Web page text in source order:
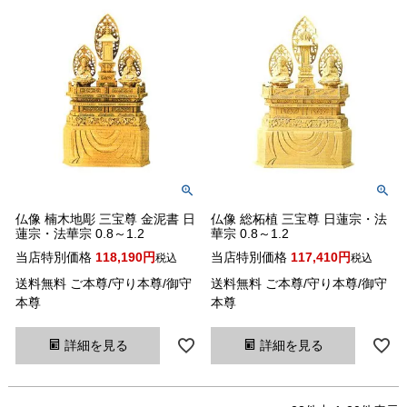
仏像 楠木地彫 三宝尊 金泥書 日
蓮宗・法華宗 0.8～1.2
当店特別価格 118,190 税込
送料無料 ご本尊/守り本尊/御守
本尊
詳細を見る
仏像 総柘植 三宝尊 日蓮宗・法
華宗 0.8～1.2
当店特別価格 117,410 税込
送料無料 ご本尊/守り本尊/御守
本尊
詳細を見る